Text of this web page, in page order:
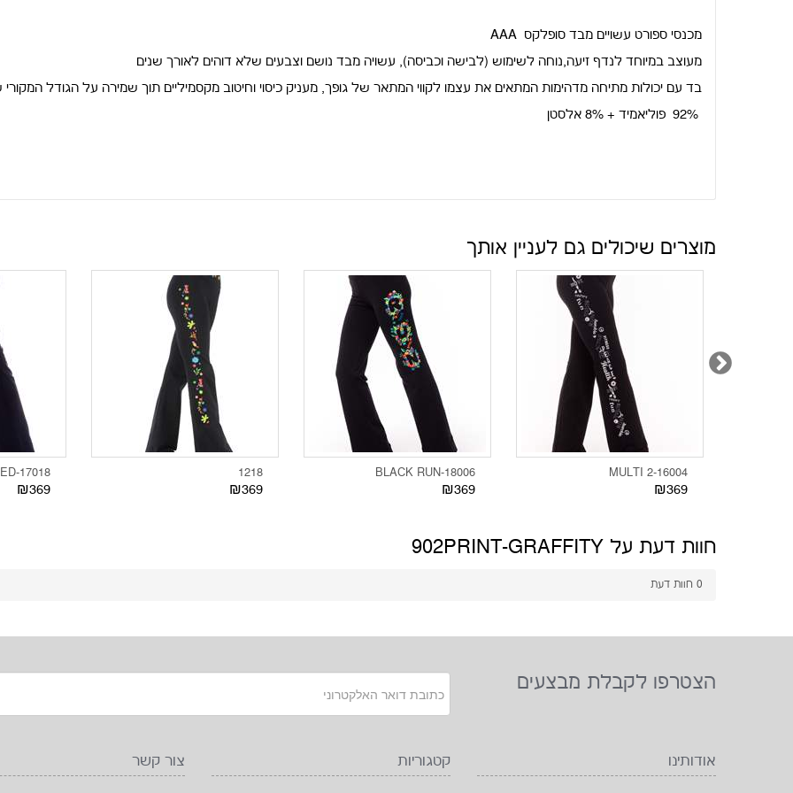
מכנסי ספורט עשויים מבד סופלקס AAA
מעוצב במיוחד לנדף זיעה,נוחה לשימוש (לבישה וכביסה), עשויה מבד נושם וצבעים שלא דוהים לאורך שנים
בד עם יכולות מתיחה מדהימות המתאים את עצמו לקווי המתאר של גופך, מעניק כיסוי וחיטוב מקסמיליים תוך שמירה על הגודל
מוצרים שיכולים גם לעניין אותך
17018-RED
₪369
1218
₪369
18006-BLACK RUN
₪369
16004-MULTI 2
₪369
חוות דעת על 902PRINT-GRAFFITY
0 חוות דעת
הצטרפו לקבלת מבצעים
אודותינו קטגוריות צור קשר